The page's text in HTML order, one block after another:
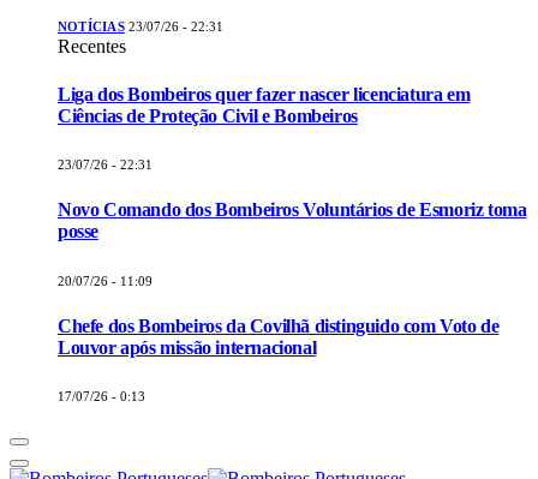
NOTÍCIAS 23/07/26 - 22:31
Recentes
Liga dos Bombeiros quer fazer nascer licenciatura em
Ciências de Proteção Civil e Bombeiros
23/07/26 - 22:31
Novo Comando dos Bombeiros Voluntários de Esmoriz toma
posse
20/07/26 - 11:09
Chefe dos Bombeiros da Covilhã distinguido com Voto de
Louvor após missão internacional
17/07/26 - 0:13